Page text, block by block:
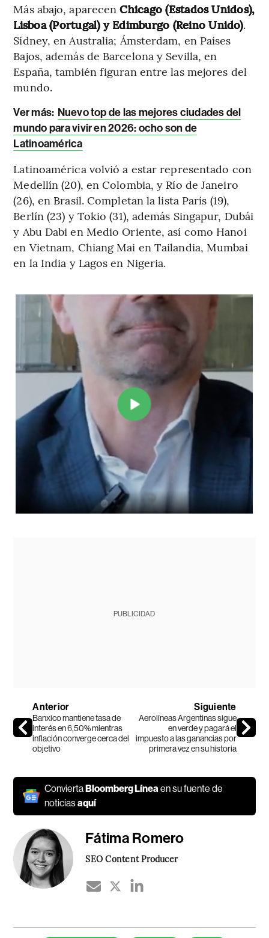
Más abajo, aparecenChicago (Estados Unidos),
Lisboa (Portugal) y Edimburgo (Reino Unido).
Sídney, en Australia; Ámsterdam, en Países
Bajos, además de Barcelona y Sevilla, en
España, también figuran entre las mejores del
mundo.
Ver más: Nuevo top de las mejores ciudades del
mundo para vivir en 2026: ocho son de
Latinoamérica
Latinoamérica volvió a estar representado con
Medellín (20), en Colombia, y Río de Janeiro
(26), en Brasil. Completan la lista París (19),
Berlín (23) y Tokio (31), además Singapur, Dubái
y Abu Dabi en Medio Oriente, así como Hanoi
en Vietnam, Chiang Mai en Tailandia, Mumbai
en la India y Lagos en Nigeria.
PUBLICIDAD
Anterior
Banxico mantiene tasa de
interés en 6,50% mientras
inflación converge cerca del
objetivo
Siguiente
Aerolíneas Argentinas sigue
en verde y pagará el
impuesto a las ganancias por
primera vez en su historia
ConviertaBloomberg Líneaen su fuente de
noticiasaquí
Fátima Romero
SEO Content Producer